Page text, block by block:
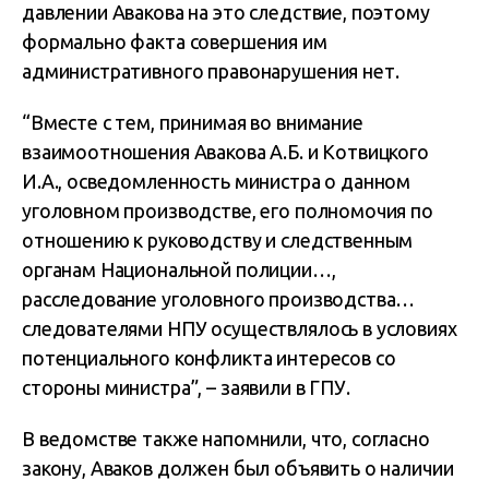
давлении Авакова на это следствие, поэтому
формально факта совершения им
административного правонарушения нет.
“Вместе с тем, принимая во внимание
взаимоотношения Авакова А.Б. и Котвицкого
И.А., осведомленность министра о данном
уголовном производстве, его полномочия по
отношению к руководству и следственным
органам Национальной полиции…,
расследование уголовного производства…
следователями НПУ осуществлялось в условиях
потенциального конфликта интересов со
стороны министра”, – заявили в ГПУ.
В ведомстве также напомнили, что, согласно
закону, Аваков должен был объявить о наличии